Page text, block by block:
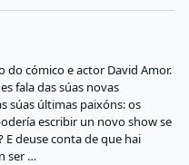
do cómico e actor David Amor.
fala das súas novas
súas últimas paixóns: os
escribir un novo show se
E deuse conta de que hai
ser …